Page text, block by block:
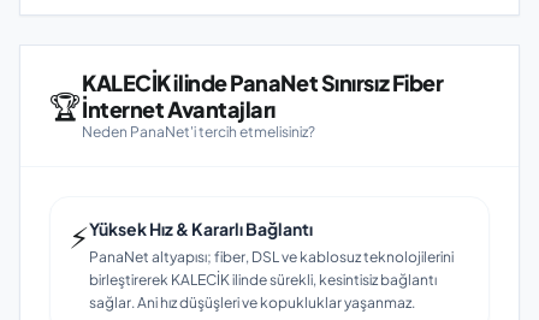
🏆
KALECİK ilinde PanaNet Sınırsız Fiber
İnternet Avantajları
Neden PanaNet'i tercih etmelisiniz?
⚡Yüksek Hız & Kararlı Bağlantı
PanaNet altyapısı; fiber, DSL ve kablosuz teknolojilerini
birleştirerek KALECİK ilinde sürekli, kesintisiz bağlantı
sağlar. Ani hız düşüşleri ve kopukluklar yaşanmaz.